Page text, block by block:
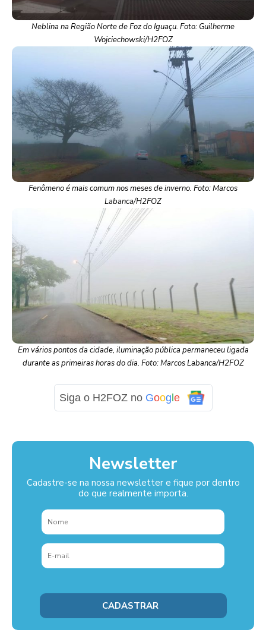
Neblina na Região Norte de Foz do Iguaçu. Foto: Guilherme
Wojciechowski/H2FOZ
Fenômeno é mais comum nos meses de inverno. Foto: Marcos
Labanca/H2FOZ
Em vários pontos da cidade, iluminação pública permaneceu ligada
durante as primeiras horas do dia. Foto: Marcos Labanca/H2FOZ
Siga o H2FOZ no Google
Newsletter
Cadastre-se na nossa newsletter e fique por dentro
do que realmente importa.